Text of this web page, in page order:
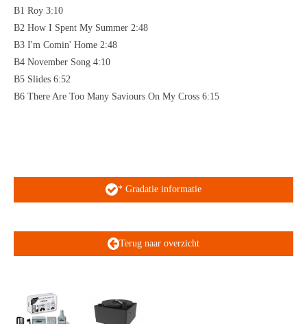
B1 Roy 3:10
B2 How I Spent My Summer 2:48
B3 I'm Comin' Home 2:48
B4 November Song 4:10
B5 Slides 6:52
B6 There Are Too Many Saviours On My Cross 6:15
* Gradatie informatie
Terug naar overzicht